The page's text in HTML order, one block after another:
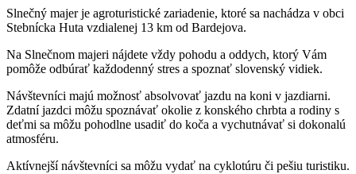
Slnečný majer je agroturistické zariadenie, ktoré sa nachádza v obci
Stebnícka Huta vzdialenej 13 km od Bardejova.
Na Slnečnom majeri nájdete vždy pohodu a oddych, ktorý Vám
pomôže odbúrať každodenný stres a spoznať slovenský vidiek.
Návštevníci majú možnosť absolvovať jazdu na koni v jazdiarni.
Zdatní jazdci môžu spoznávať okolie z konského chrbta a rodiny s
deťmi sa môžu pohodlne usadiť do koča a vychutnávať si dokonalú
atmosféru.
Aktívnejší návštevníci sa môžu vydať na cyklotúru či pešiu turistiku.